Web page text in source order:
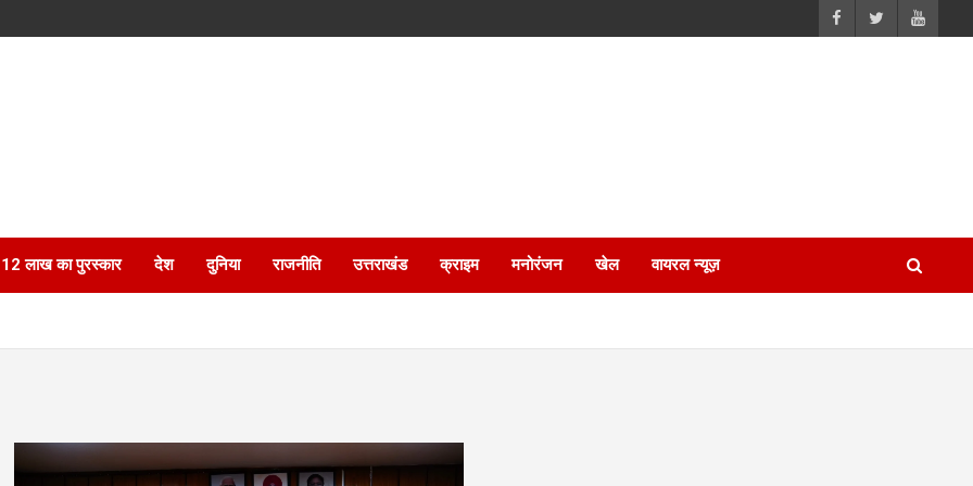
12 लाख का पुरस्कार देश दुनिया राजनीति उत्तराखंड क्राइम मनोरंजन खेल वायरल न्यूज़